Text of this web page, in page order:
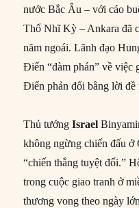
nước Bắc Âu – với cáo
Thổ Nhĩ Kỳ – Ankara đã
năm ngoái. Lãnh đạo
Điển “đàm phán” về việc
Điển phản đối bằng lời đề
Thủ tướngIsrael
không ngừng chiến đấu ở
“chiến thắng tuyệt đối.”
trong cuộc giao tranh ở
thương vong theo ngày